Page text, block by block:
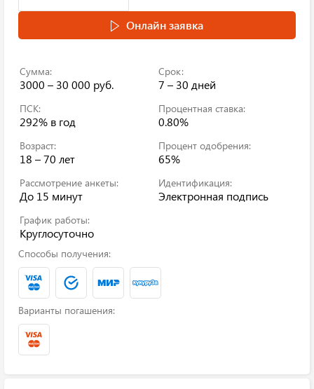
Онлайн заявка
Сумма:
3000 – 30 000 руб.
Срок:
7 – 30 дней
ПСК:
292% в год
Процентная ставка:
0.80%
Возраст:
18 – 70 лет
Процент одобрения:
65%
Рассмотрение анкеты:
До 15 минут
Идентификация:
Электронная подпись
График работы:
Круглосуточно
Способы получения:
Варианты погашения: